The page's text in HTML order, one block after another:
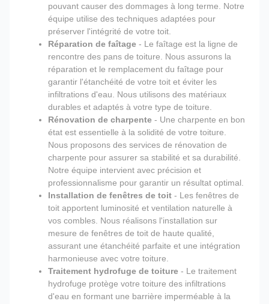
pouvant causer des dommages à long terme. Notre
équipe utilise des techniques adaptées pour
préserver l'intégrité de votre toit.
Réparation de faîtage - Le faîtage est la ligne de
rencontre des pans de toiture. Nous assurons la
réparation et le remplacement du faîtage pour
garantir l'étanchéité de votre toit et éviter les
infiltrations d'eau. Nous utilisons des matériaux
durables et adaptés à votre type de toiture.
Rénovation de charpente - Une charpente en bon
état est essentielle à la solidité de votre toiture.
Nous proposons des services de rénovation de
charpente pour assurer sa stabilité et sa durabilité.
Notre équipe intervient avec précision et
professionnalisme pour garantir un résultat optimal.
Installation de fenêtres de toit - Les fenêtres de
toit apportent luminosité et ventilation naturelle à
vos combles. Nous réalisons l'installation sur
mesure de fenêtres de toit de haute qualité,
assurant une étanchéité parfaite et une intégration
harmonieuse avec votre toiture.
Traitement hydrofuge de toiture - Le traitement
hydrofuge protège votre toiture des infiltrations
d'eau en formant une barrière imperméable à la